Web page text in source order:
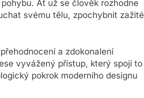
Ať už se člověk rozhodne
svému tělu, zpochybnit zažité
a zdokonalení
vyvážený přístup, který spojí to
pokrok moderního designu